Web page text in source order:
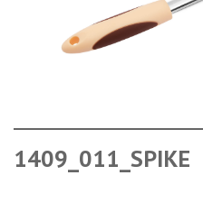
1409_011_SPIKE